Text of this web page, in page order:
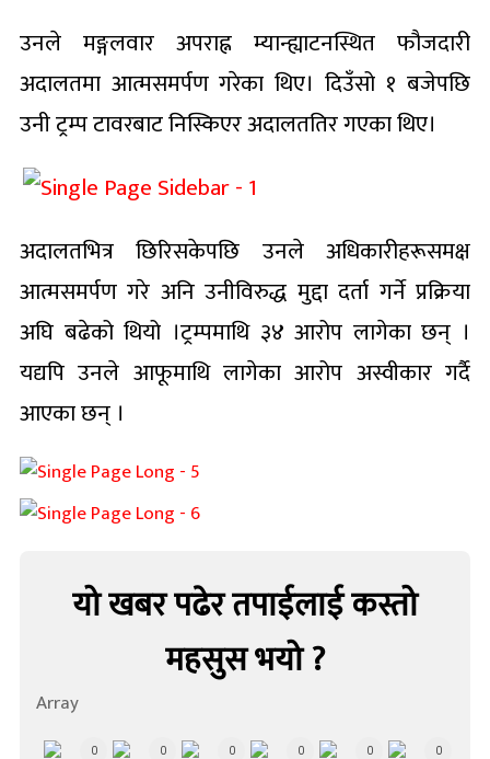
उनले मङ्गलवार अपराह्न म्यान्ह्याटनस्थित फौजदारी
अदालतमा आत्मसमर्पण गरेका थिए। दिउँसो १ बजेपछि
उनी ट्रम्प टावरबाट निस्किएर अदालततिर गएका थिए।
अदालतभित्र छिरिसकेपछि उनले अधिकारीहरूसमक्ष
आत्मसमर्पण गरे अनि उनीविरुद्ध मुद्दा दर्ता गर्ने प्रक्रिया
अघि बढेको थियो ।ट्रम्पमाथि ३४ आरोप लागेका छन् ।
यद्यपि उनले आफूमाथि लागेका आरोप अस्वीकार गर्दै
आएका छन् ।
यो खबर पढेर तपाईलाई कस्तो
महसुस भयो ?
Array
0 0 0 0 0 0